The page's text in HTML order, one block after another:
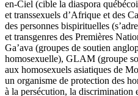
en-Ciel (cible la diaspora
et transsexuels d’Afrique et des
des personnes bispirituelles
et transgenres des Premières
Ga’ava (groupes de soutien
homosexuelle), GLAM (groupe
aux homosexuels asiatiques de
un organisme de protection des
à la persécution, la discrimination